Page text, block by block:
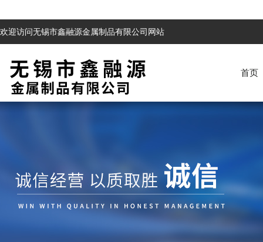
欢迎访问无锡市鑫融源金属制品有限公司网站
首页